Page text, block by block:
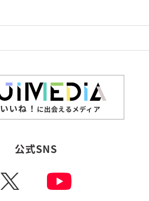
いいね！ に出会えるメディア
公式SNS
X